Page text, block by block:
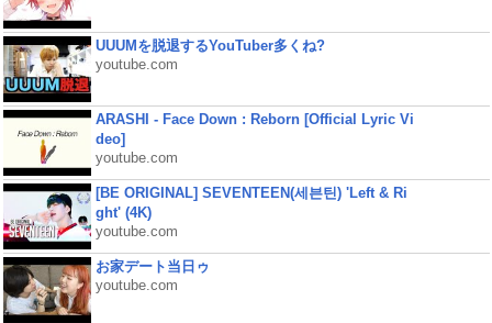
UUUMを脱退するYouTuber多くね?
youtube.com
ARASHI - Face Down : Reborn [Official Lyric Vi
deo]
youtube.com
[BE ORIGINAL] SEVENTEEN(세븐틴) 'Left & Ri
ght' (4K)
youtube.com
お家デート当日ゥ
youtube.com